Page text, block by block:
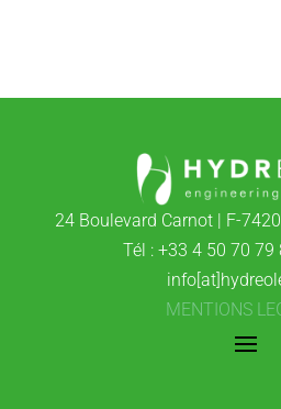
24 Boulevard Carnot | F-
Tél : +33 4 50 70 79
MENTIONS